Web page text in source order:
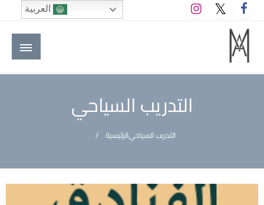
التخطي
إلى
المحتوى
M A hotels | إم ايه هوتيلز
الموقع الأول للعاملين في الفنادق في العالم العربي
التدريب السياحي
الرئيسيةالتدريب السياحي
العربية